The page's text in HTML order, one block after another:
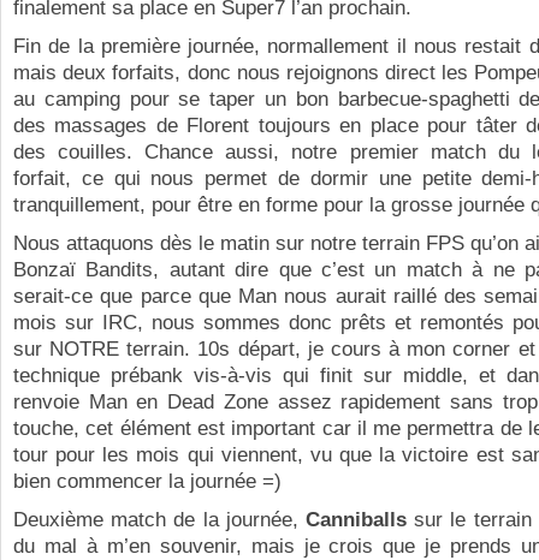
finalement sa place en Super7 l’an prochain.
Fin de la première journée, normallement il nous restait
mais deux forfaits, donc nous rejoignons direct les
au camping pour se taper un bon barbecue-spaghetti
des massages de Florent toujours en place pour tâter
des couilles. Chance aussi, notre premier match du
forfait, ce qui nous permet de dormir une petite demi-
tranquillement, pour être en forme pour la grosse journée
Nous attaquons dès le matin sur notre terrain FPS qu’on
Bonzaï Bandits, autant dire que c’est un match à ne
serait-ce que parce que Man nous aurait raillé des
mois sur IRC, nous sommes donc prêts et remontés
sur NOTRE terrain. 10s départ, je cours à mon corner
technique prébank vis-à-vis qui finit sur middle, et
renvoie Man en Dead Zone assez rapidement sans
touche, cet élément est important car il me permettra de
tour pour les mois qui viennent, vu que la victoire est
bien commencer la journée =)
Deuxième match de la journée, Canniballs sur le terrain
du mal à m’en souvenir, mais je crois que je prends